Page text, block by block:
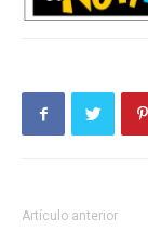
Artículo anterior